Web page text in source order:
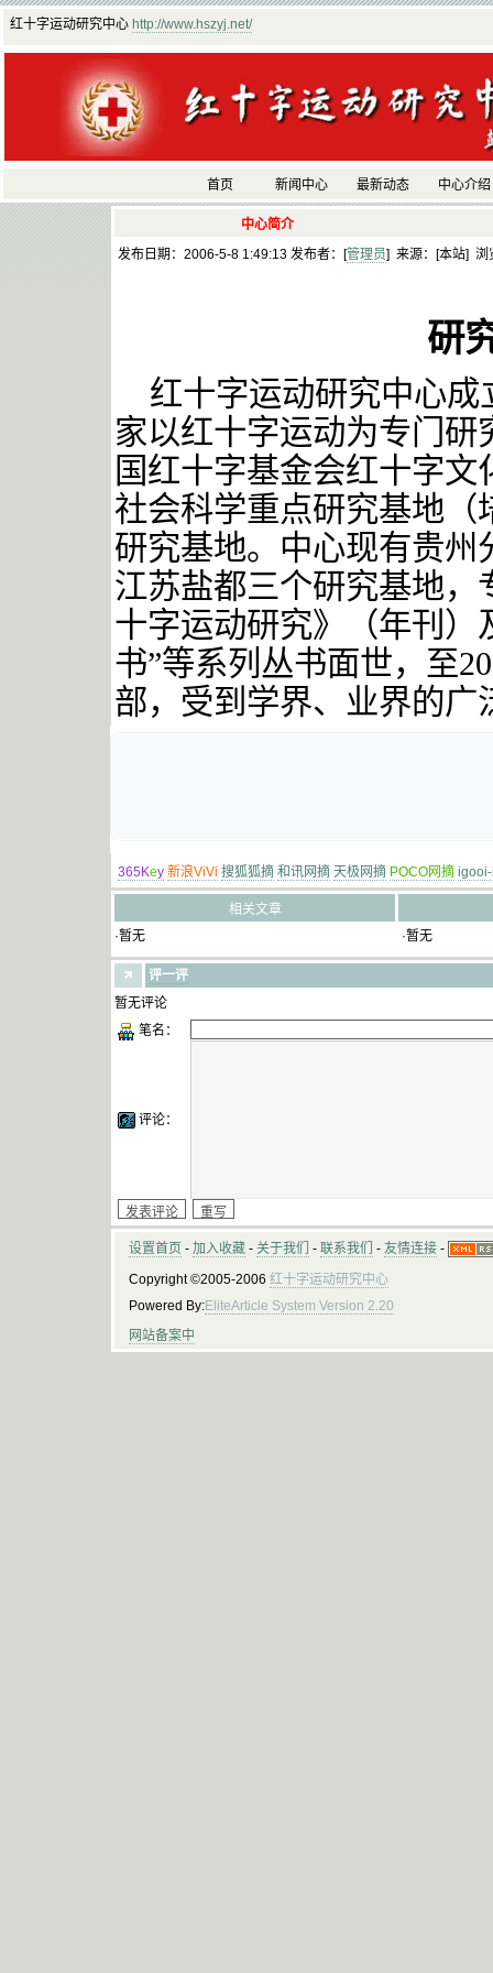
红十字运动研究中心 http://www.hszyj.net/
首页 新闻中心 最新动态 中心介绍
中心简介
发布日期：2006-5-8 1:49:13 发布者：[管理员] 来源：[本站] 浏
研
红十字运动研究中心成
家以红十字运动为专门
国红十字基金会红十字
社会科学重点研究基地
研究基地。中心现有贵
江苏盐都三个研究基地，
十字运动研究》（年刊）
书”等系列丛书面世，至
部，受到学界、业界的广
365Key 新浪ViVi 搜狐狐摘 和讯网摘 天极网摘 POCO网摘
相关文章
·暂无
·暂无
评一评
暂无评论
笔名：
评论：
设置首页 - 加入收藏 - 关于我们 - 联系我们 - 友情连接 -
Copyright ©2005-2006 红十字运动研究中心
Powered By:EliteArticle System Version 2.20
网站备案中